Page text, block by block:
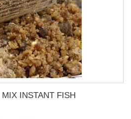
INSTANT FISH